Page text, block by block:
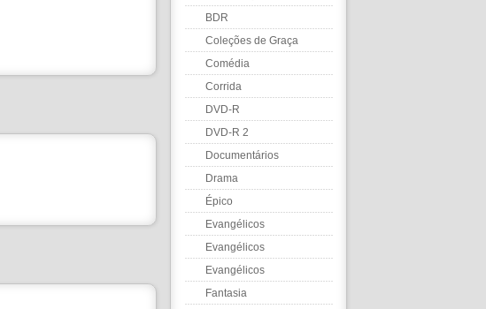
BDR
Coleções de Graça
Comédia
Corrida
DVD-R
DVD-R 2
Documentários
Drama
Épico
Evangélicos
Evangélicos
Evangélicos
Fantasia